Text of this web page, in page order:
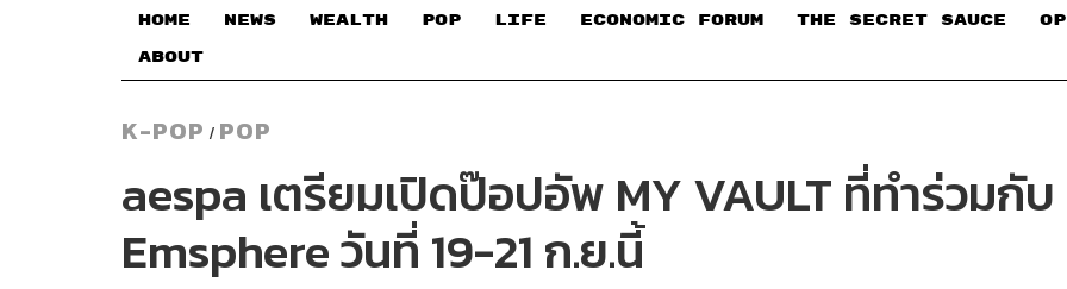
HOME NEWS WEALTH POP LIFE ECONOMIC FORUM THE SECRET SAUCE​
ABOUT
K-POP / POP
aespa เตรียมเปิดป๊อปอัพ MY VAULT ที่ทำร่วม
Emsphere วันที่ 19-21 ก.ย.นี้